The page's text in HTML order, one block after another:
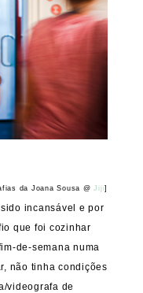
da Joana Sousa @Jiji]
incansável e por
que foi cozinhar
de-semana numa
não tinha condições
videografa de